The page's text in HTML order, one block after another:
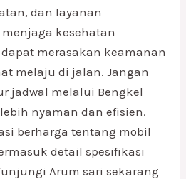
dan layanan
kesehatan
merasakan keamanan
melaju di jalan. Jangan
jadwal melalui Bengkel
nyaman dan efisien.
berharga tentang mobil
detail spesifikasi
Arum sari sekarang